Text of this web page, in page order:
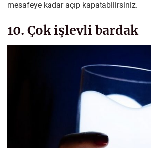
mesafeye kadar açıp kapatabilirsiniz.
10. Çok işlevli bardak